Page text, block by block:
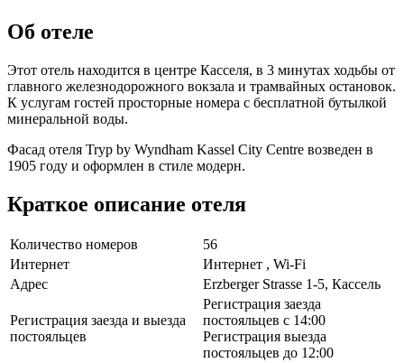
Об отеле
Этот отель находится в центре Касселя, в 3 минутах ходьбы от
главного железнодорожного вокзала и трамвайных остановок.
К услугам гостей просторные номера с бесплатной бутылкой
минеральной воды.
Фасад отеля Tryp by Wyndham Kassel City Centre возведен в
1905 году и оформлен в стиле модерн.
Краткое описание отеля
Количество номеров
56
Интернет
Интернет , Wi-Fi
Адрес
Erzberger Strasse 1-5, Кассель
Регистрация заезда и выезда
постояльцев
Регистрация заезда
постояльцев с 14:00
Регистрация выезда
постояльцев до 12:00